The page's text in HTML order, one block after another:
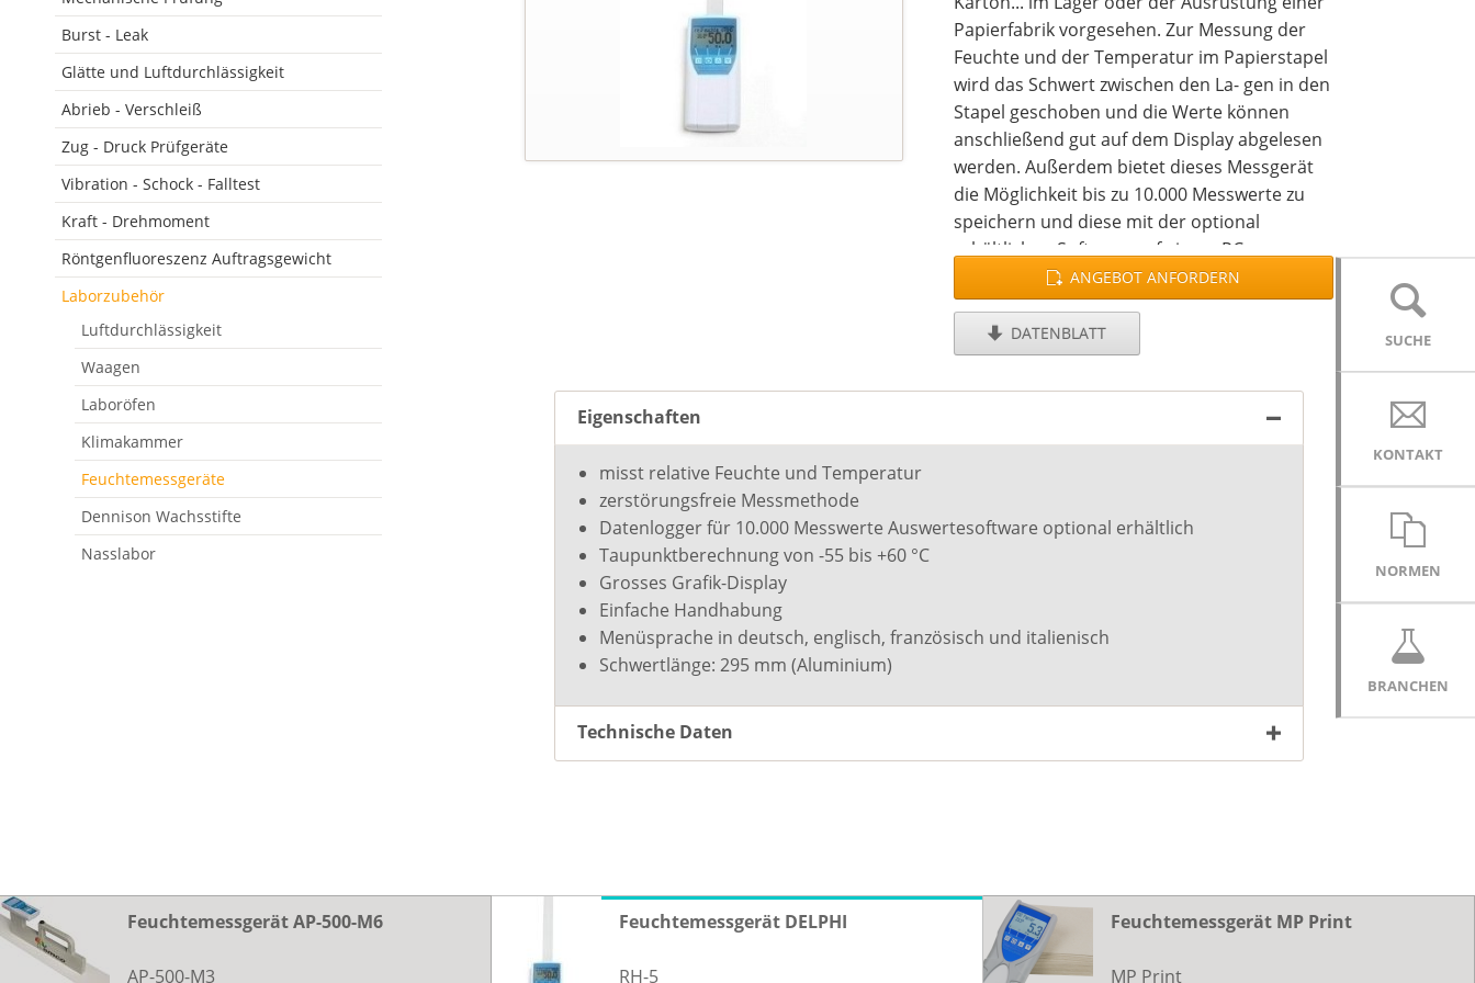
SUCHE
KONTAKT
NORMEN
BRANCHEN
Papierfabrik vorgesehen. Zur Messung der
Feuchte und der Temperatur im Papierstapel
wird das Schwert zwischen den La- gen in den
Stapel geschoben und die Werte können
anschließend gut auf dem Display abgelesen
werden. Außerdem bietet dieses Messgerät
die Möglichkeit bis zu 10.000 Messwerte zu
speichern und diese mit der optional
erhältlichen Software auf einem PC
auswerten. Das Hygrometer wird additional
mit Kalibrierstandards zur genauen
Rekalibrierung im Betriebslabor versendet.
Das Gerät ist hervorragend geeignet zur
Ermittlung von Korrelationen zwischen
Papiermaschine und der relativen Feuchte im
ANGEBOT ANFORDERN
DATENBLATT
Eigenschaften
misst relative Feuchte und Temperatur
zerstörungsfreie Messmethode
Datenlogger für 10.000 Messwerte Auswertesoftware optional erhältlich
Taupunktberechnung von -55 bis +60 °C
Grosses Grafik-Display
Einfache Handhabung
Menüsprache in deutsch, englisch, französisch und italienisch
Schwertlänge: 295 mm (Aluminium)
Technische Daten
Burst - Leak
Glätte und Luftdurchlässigkeit
Abrieb - Verschleiß
Zug - Druck Prüfgeräte
Vibration - Schock - Falltest
Kraft - Drehmoment
Röntgenfluoreszenz Auftragsgewicht
Laborzubehör
Luftdurchlässigkeit
Waagen
Laboröfen
Klimakammer
Feuchtemessgeräte
Dennison Wachsstifte
Nasslabor
Feuchtemessgerät AP-500-M6
AP-500-M3
Feuchtemessgerät DELPHI
RH-5
Feuchtemessgerät MP Print
MP Print